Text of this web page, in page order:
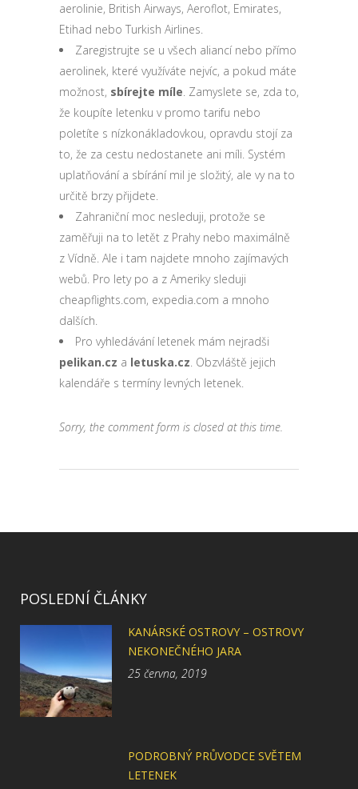
aerolinie, British Airways, Aeroflot, Emirates,
Etihad nebo Turkish Airlines.
Zaregistrujte se u všech aliancí nebo přímo
aerolinek, které využíváte nejvíc, a pokud máte
možnost, sbírejte míle. Zamyslete se, zda to,
že koupíte letenku v promo tarifu nebo
poletíte s nízkonákladovkou, opravdu stojí za
to, že za cestu nedostanete ani míli. Systém
uplatňování a sbírání mil je složitý, ale vy na to
určitě brzy přijdete.
Zahraniční moc nesleduji, protože se
zaměřuji na to letět z Prahy nebo maximálně
z Vídně. Ale i tam najdete mnoho zajímavých
webů. Pro lety po a z Ameriky sleduji
cheapflights.com, expedia.com a mnoho
dalších.
Pro vyhledávání letenek mám nejradši
pelikan.cz a letuska.cz. Obzvláště jejich
kalendáře s termíny levných letenek.
Sorry, the comment form is closed at this time.
POSLEDNÍ ČLÁNKY
KANÁRSKÉ OSTROVY – OSTROVY
NEKONEČNÉHO JARA
25 června, 2019
PODROBNÝ PRŮVODCE SVĚTEM
LETENEK